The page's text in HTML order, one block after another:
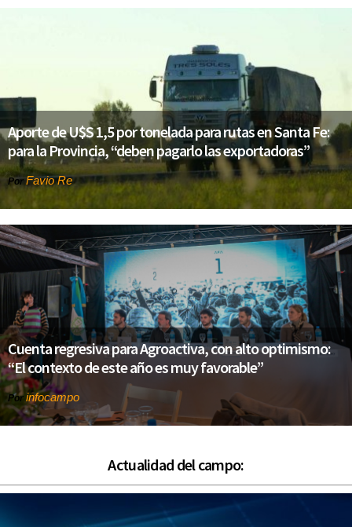
Aporte de U$S 1,5 por tonelada para rutas en Santa Fe:
para la Provincia, “deben pagarlo las exportadoras”
Por Favio Re
Cuenta regresiva para Agroactiva, con alto optimismo:
“El contexto de este año es muy favorable”
Por infocampo
Actualidad del campo: